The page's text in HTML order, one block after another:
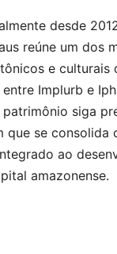
desde
reúne um dos
e culturais
Implurb e
siga
que se consolida
ao
amazonense.